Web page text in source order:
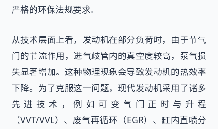
严格的环保法规要求。
从技术层面上看，发动机在部分负荷时，由于节气
门的节流作用，进气歧管内的真空度较高，泵气损
失显著增加。这种物理现象会导致发动机的热效率
下降。为了克服这一问题，现代发动机采用了诸多
先进技术，例如可变气门正时与升程
（VVT/VVL）、废气再循环（EGR）、缸内直喷分